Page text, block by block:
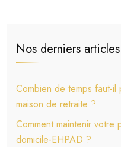
Nos derniers articles
Combien de temps faut-
maison de retraite ?
Comment maintenir
domicile-EHPAD ?